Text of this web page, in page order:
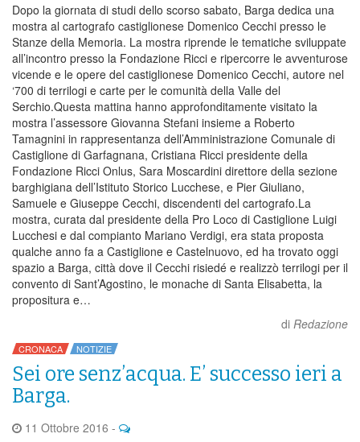
Dopo la giornata di studi dello scorso sabato, Barga dedica una
mostra al cartografo castiglionese Domenico Cecchi presso le
Stanze della Memoria. La mostra riprende le tematiche sviluppate
all’incontro presso la Fondazione Ricci e ripercorre le avventurose
vicende e le opere del castiglionese Domenico Cecchi, autore nel
‘700 di terrilogi e carte per le comunità della Valle del
Serchio.Questa mattina hanno approfonditamente visitato la
mostra l’assessore Giovanna Stefani insieme a Roberto
Tamagnini in rappresentanza dell’Amministrazione Comunale di
Castiglione di Garfagnana, Cristiana Ricci presidente della
Fondazione Ricci Onlus, Sara Moscardini direttore della sezione
barghigiana dell’Istituto Storico Lucchese, e Pier Giuliano,
Samuele e Giuseppe Cecchi, discendenti del cartografo.La
mostra, curata dal presidente della Pro Loco di Castiglione Luigi
Lucchesi e dal compianto Mariano Verdigi, era stata proposta
qualche anno fa a Castiglione e Castelnuovo, ed ha trovato oggi
spazio a Barga, città dove il Cecchi risiedé e realizzò terrilogi per il
convento di Sant’Agostino, le monache di Santa Elisabetta, la
propositura e…
di Redazione
CRONACA NOTIZIE
Sei ore senz’acqua. E’ successo ieri a
Barga.
11 Ottobre 2016 -